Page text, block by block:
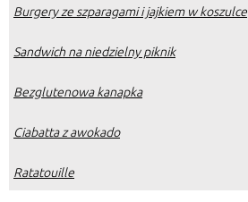
Burgery ze szparagami i jajkiem w koszulce
Sandwich na niedzielny piknik
Bezglutenowa kanapka
Ciabatta z awokado
Ratatouille